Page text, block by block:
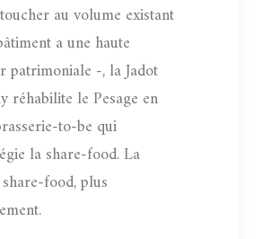
au volume existant
a une haute
patrimoniale -, la Jadot
réhabilite le Pesage en
to-be qui
la share-food. La
food, plus